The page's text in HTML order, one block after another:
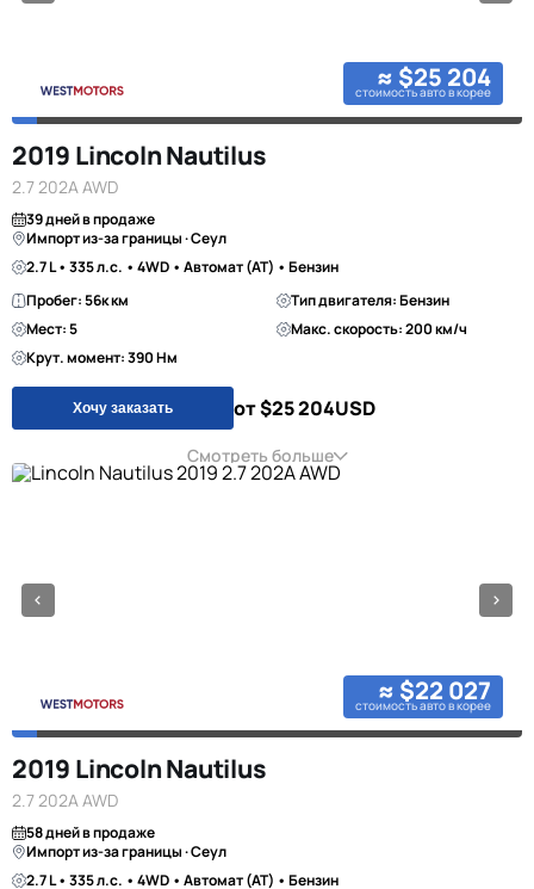
≈ $25 204
стоимость авто в корее
2019 Lincoln Nautilus
2.7 202A AWD
39 дней в продаже
Импорт из-за границы · Сеул
2.7 L • 335 л.с. • 4WD • Автомат (AT) • Бензин
Пробег: 56к км
Тип двигателя: Бензин
Мест: 5
Макс. скорость: 200 км/ч
Крут. момент: 390 Нм
Хочу заказать от $25 204USD
Смотреть больше
≈ $22 027
стоимость авто в корее
2019 Lincoln Nautilus
2.7 202A AWD
58 дней в продаже
Импорт из-за границы · Сеул
2.7 L • 335 л.с. • 4WD • Автомат (AT) • Бензин